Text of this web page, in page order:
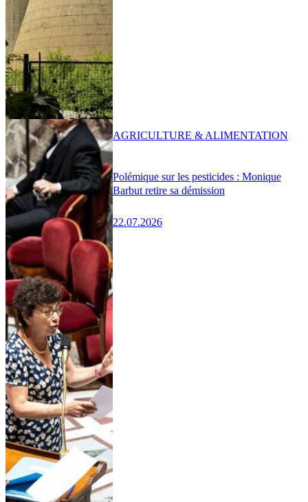
Polémique sur les pesticides : Monique
Barbut retire sa démission
22.07.2026
AGRICULTURE & ALIMENTATION